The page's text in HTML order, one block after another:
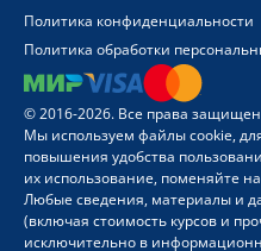
Политика конфиденциальности
Политика обработки
© 2016-2026. Все права
Мы используем файлы cookie,
повышения удобства
их использование, поменяйте
Любые сведения, материалы и
(включая стоимость курсов и
исключительно в